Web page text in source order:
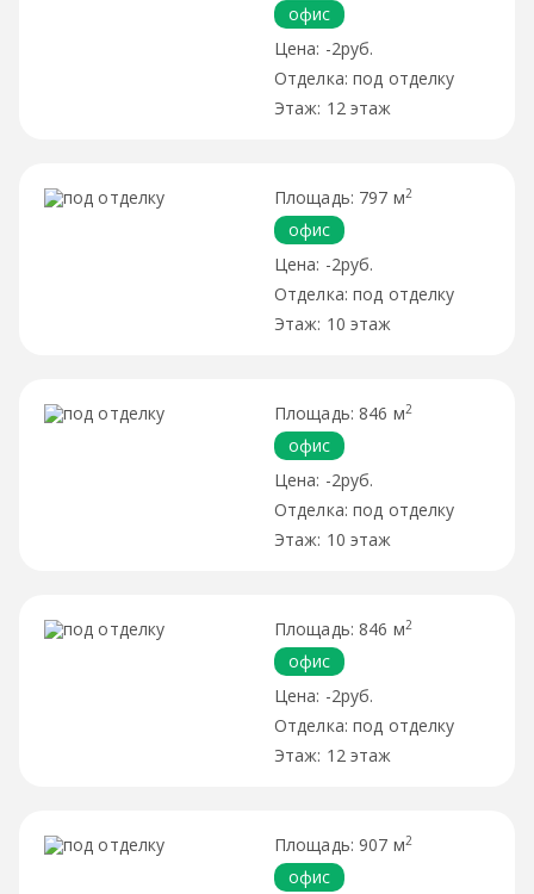
офис
-2руб.
под отделку
12 этаж
797 м2
офис
-2руб.
под отделку
10 этаж
846 м2
офис
-2руб.
под отделку
10 этаж
846 м2
офис
-2руб.
под отделку
12 этаж
907 м2
офис